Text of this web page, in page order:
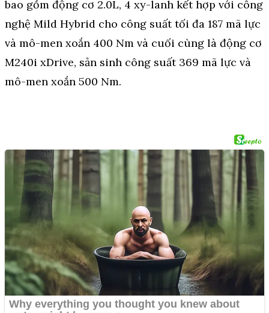
bao gồm động cơ 2.0L, 4 xy-lanh kết hợp với công
nghệ Mild Hybrid cho công suất tối đa 187 mã lực
và mô-men xoắn 400 Nm và cuối cùng là động cơ
M240i xDrive, sản sinh công suất 369 mã lực và
mô-men xoắn 500 Nm.